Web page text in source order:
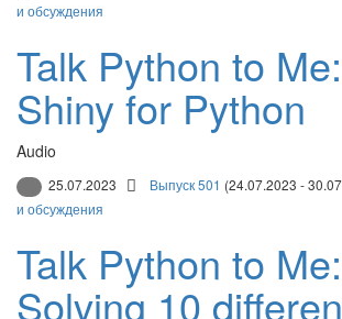
и обсуждения
Talk Python to
Shiny for Python
Audio
25.07.2023 Выпуск 501 (24.07.2023 -
и обсуждения
Talk Python to
Solving 10